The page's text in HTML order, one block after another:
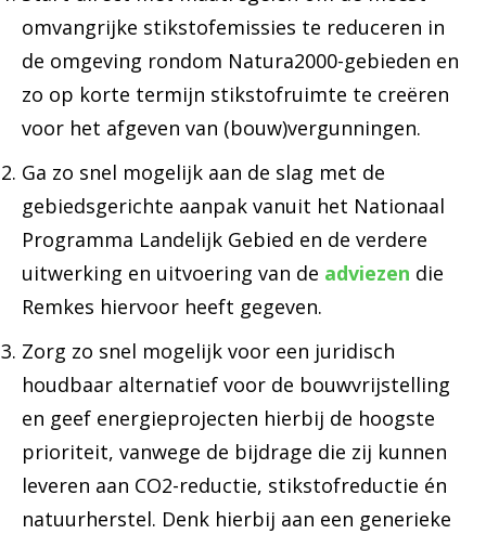
omvangrijke stikstofemissies te reduceren in
de omgeving rondom Natura2000-gebieden en
zo op korte termijn stikstofruimte te creëren
voor het afgeven van (bouw)vergunningen.
Ga zo snel mogelijk aan de slag met de
gebiedsgerichte aanpak vanuit het Nationaal
Programma Landelijk Gebied en de verdere
uitwerking en uitvoering van de adviezen die
Remkes hiervoor heeft gegeven.
Zorg zo snel mogelijk voor een juridisch
houdbaar alternatief voor de bouwvrijstelling
en geef energieprojecten hierbij de hoogste
prioriteit, vanwege de bijdrage die zij kunnen
leveren aan CO2-reductie, stikstofreductie én
natuurherstel. Denk hierbij aan een generieke